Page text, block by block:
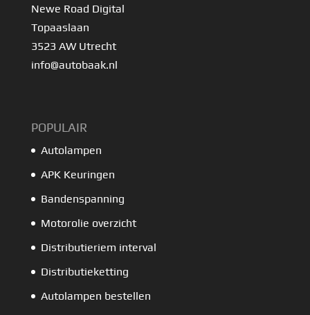
Newe Road Digital
Topaaslaan
3523 AW Utrecht
info@autobaak.nl
POPULAIR
Autolampen
APK Keuringen
Bandenspanning
Motorolie overzicht
Distributieriem interval
Distributieketting
Autolampen bestellen